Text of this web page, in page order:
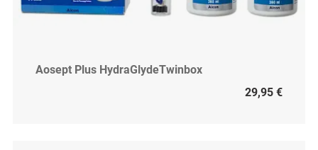
Aosept Plus HydraGlydeTwinbox
29,95 €